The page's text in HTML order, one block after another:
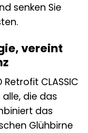
senken Sie
vereint
Retrofit CLASSIC
die das
das
Glühbirne